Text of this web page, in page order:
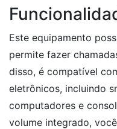
Este equipamento
permite fazer
disso, é compatível
eletrônicos, incluindo
computadores e
volume integrado,